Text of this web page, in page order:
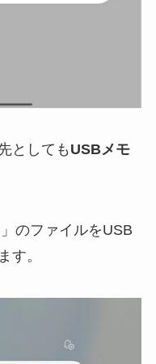
としてもUSBメモ
のファイルをUSB
す。